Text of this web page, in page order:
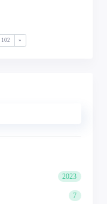
102 »
2023
7